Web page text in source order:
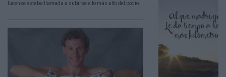
lucense estaba llamada a subirse a lo más alto del podio.